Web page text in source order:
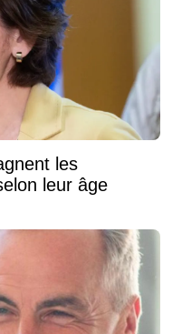
les
leur âge